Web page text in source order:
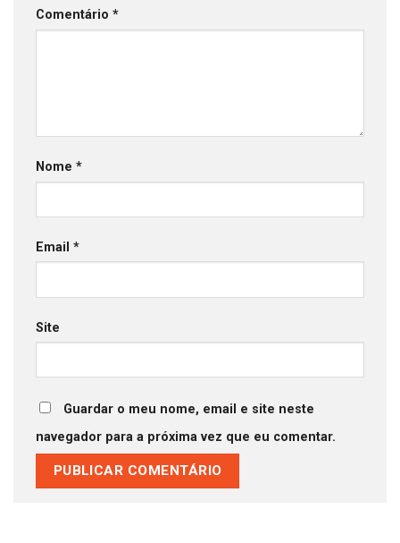
Comentário *
Nome *
Email *
Site
Guardar o meu nome, email e site neste
navegador para a próxima vez que eu comentar.